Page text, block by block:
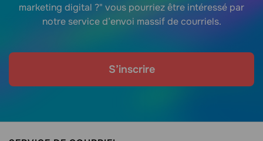
marketing digital ?" vous pourriez être intéressé par
notre service d’envoi massif de courriels.
S’inscrire